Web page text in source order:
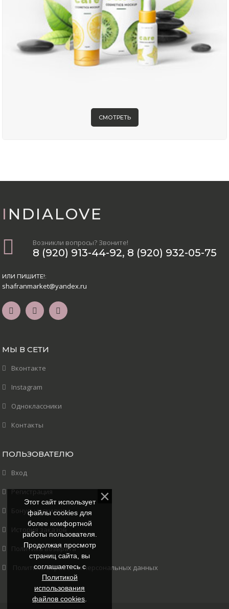
СМОТРЕТЬ
INDIALOVE
Возникли вопросы? Звоните!
8 (920) 913-44-92, 8 (920) 932-05-75
ИЛИ ПИШИТЕ!:
shafranmarket@yandex.ru
МЫ В СЕТИ
Вконтакте
Instagram
Одноклассники
Контакты
ПОЛЬЗОВАТЕЛЮ
Вход
Регистрация
Бонусы и скидки
История заказов
Политика возврата
Политика обработки персональных данных
Этот сайт использует
файлы cookies для
более комфортной
работы пользователя.
Продолжая просмотр
страниц сайта, вы
соглашаетесь с
Политикой
использования
файлов cookies